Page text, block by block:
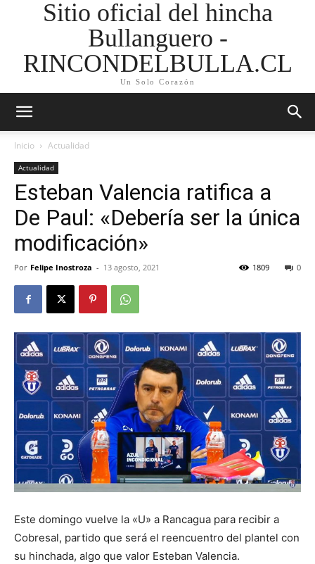
Sitio oficial del hincha
Bullanguero -
RINCONDELBULLA.CL
Un Solo Corazón
Inicio Actualidad
Actualidad
Esteban Valencia ratifica a
De Paul: «Debería ser la única
modificación»
Por Felipe Inostroza - 13 agosto, 2021 0
1809
Este domingo vuelve la «U» a Rancagua para recibir a
Cobresal, partido que será el reencuentro del plantel con
su hinchada, algo que valor Esteban Valencia.